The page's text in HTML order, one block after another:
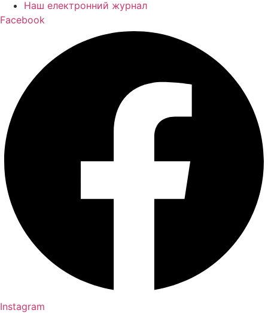
Наш електронний журнал
Facebook
Instagram